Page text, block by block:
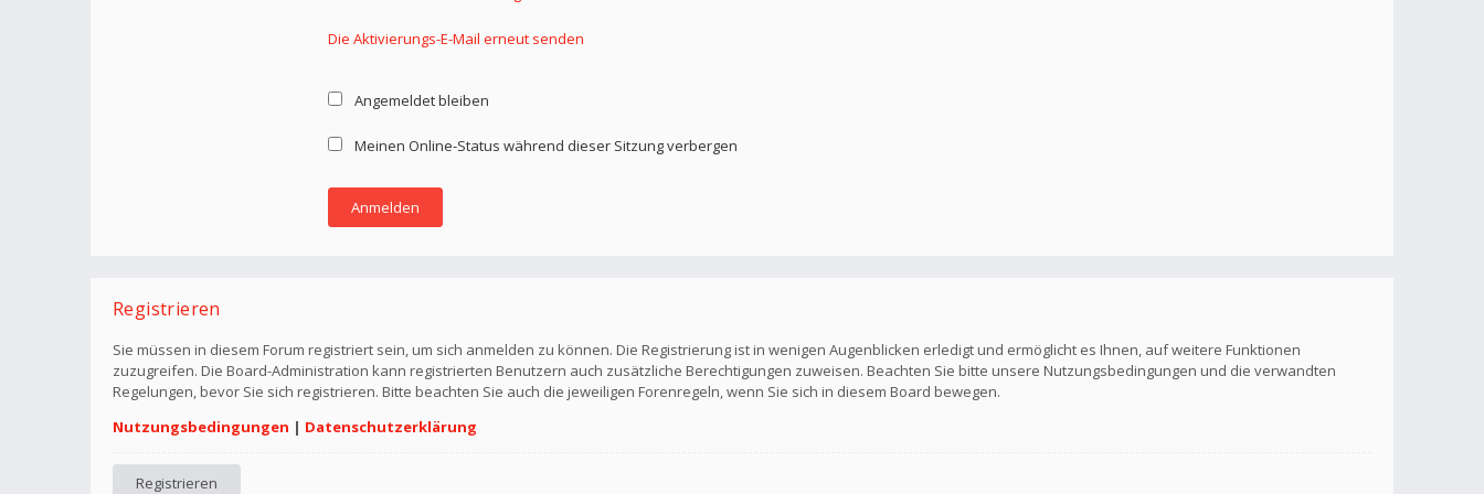
Die Aktivierungs-E-Mail erneut senden
Angemeldet bleiben
Meinen Online-Status während dieser Sitzung verbergen
Registrieren
Sie müssen in diesem Forum registriert sein, um sich anmelden zu können. Die Registrierung ist in wenigen Augenblicken erledigt und ermöglicht es Ihnen, auf weitere Funktionen
zuzugreifen. Die Board-Administration kann registrierten Benutzern auch zusätzliche Berechtigungen zuweisen. Beachten Sie bitte unsere Nutzungsbedingungen und die verwandten
Regelungen, bevor Sie sich registrieren. Bitte beachten Sie auch die jeweiligen Forenregeln, wenn Sie sich in diesem Board bewegen.
Nutzungsbedingungen | Datenschutzerklärung
Registrieren